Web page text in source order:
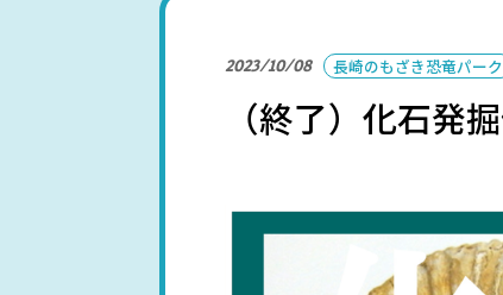
個人情報保護方針
2023/10/08 長崎のもざき恐竜パーク
（終了）化石発